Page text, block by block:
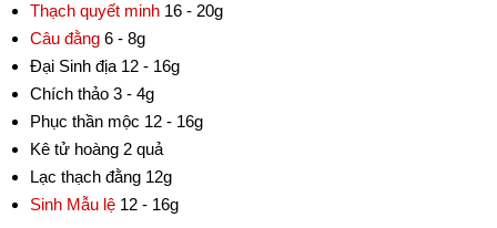
Thạch quyết minh16 - 20g
Câu đằng6 - 8g
Đại Sinh địa 12 - 16g
Chích thảo 3 - 4g
Phục thần mộc 12 - 16g
Kê tử hoàng 2 quả
Lạc thạch đằng 12g
Sinh Mẫu lệ12 - 16g